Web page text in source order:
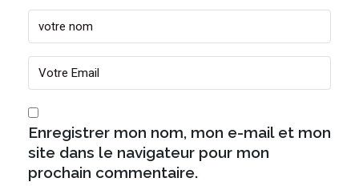
Enregistrer mon nom, mon e-mail et mon
site dans le navigateur pour mon
prochain commentaire.